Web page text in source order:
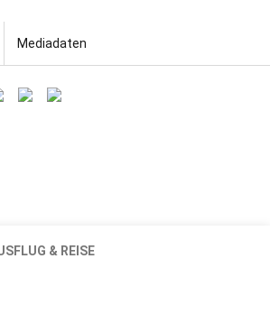
Mediadaten
& REISE